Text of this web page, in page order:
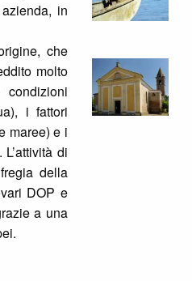
in
che
molto
i fattori
maree) e i
di
della
DOP e
a una